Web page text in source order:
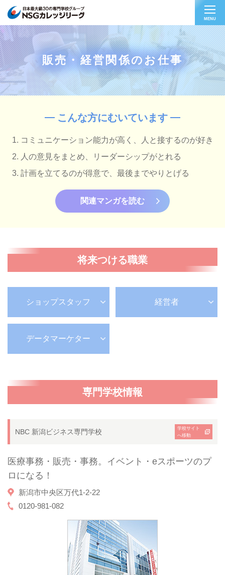
MENU
販売・経営関係のお仕事
こんな方にむいています
コミュニケーション能力が高く、人と接するのが好き
人の意見をまとめ、リーダーシップがとれる
計画を立てるのが得意で、最後までやりとげる
関連マンガを読む
将来つける職業
ショップスタッフ 経営者
データマーケター
専門学校情報
NBC 新潟ビジネス専門学校
学校サイト
へ移動
医療事務・販売・事務。イベント・eスポーツのプ
ロになる！
新潟市中央区万代1-2-22
0120-981-082